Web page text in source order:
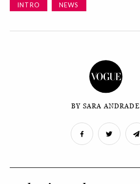
INTRO
NEWS
BY SARA ANDRADE